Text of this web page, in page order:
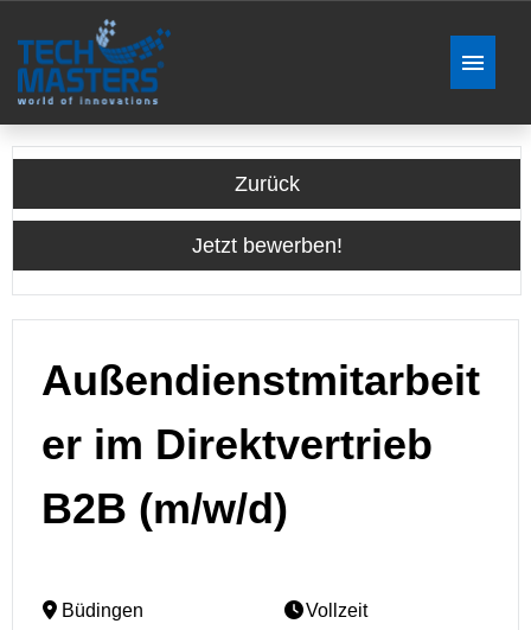
Stellenangebote
Bewerben - Gewusst wie
Zurück
Jetzt bewerben!
Außendienstmitarbeit
er im Direktvertrieb
B2B (m/w/d)
Büdingen
Vollzeit